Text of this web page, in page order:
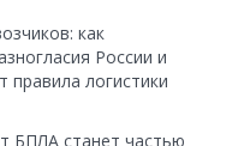
как
России и
логистики
БПЛА станет частью